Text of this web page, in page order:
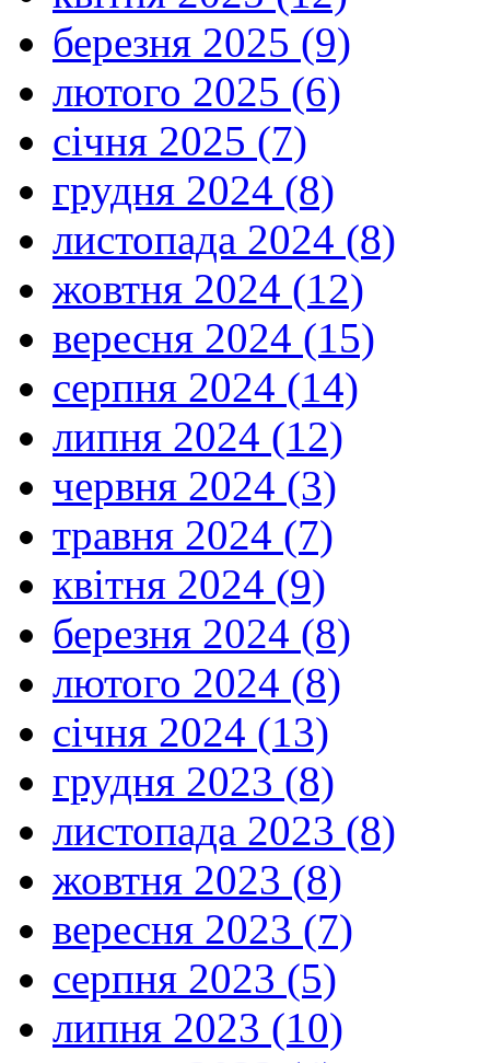
березня 2025 (9)
лютого 2025 (6)
січня 2025 (7)
грудня 2024 (8)
листопада 2024 (8)
жовтня 2024 (12)
вересня 2024 (15)
серпня 2024 (14)
липня 2024 (12)
червня 2024 (3)
травня 2024 (7)
квітня 2024 (9)
березня 2024 (8)
лютого 2024 (8)
січня 2024 (13)
грудня 2023 (8)
листопада 2023 (8)
жовтня 2023 (8)
вересня 2023 (7)
серпня 2023 (5)
липня 2023 (10)